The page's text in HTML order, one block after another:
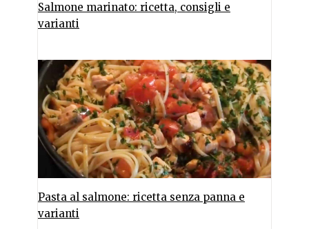
Salmone marinato: ricetta, consigli e
varianti
Pasta al salmone: ricetta senza panna e
varianti